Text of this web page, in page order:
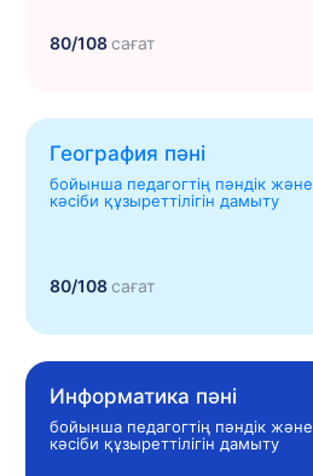
80/108сағат
География пәні
бойынша педагогтің пәндік және
кәсіби құзыреттілігін дамыту
80/108сағат
Информатика пәні
бойынша педагогтің пәндік және
кәсіби құзыреттілігін дамыту